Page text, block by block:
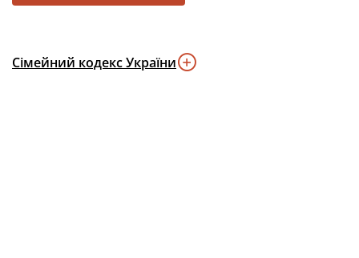
Сімейний кодекс України